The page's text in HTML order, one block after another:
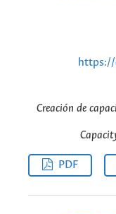
Creación de
PDF